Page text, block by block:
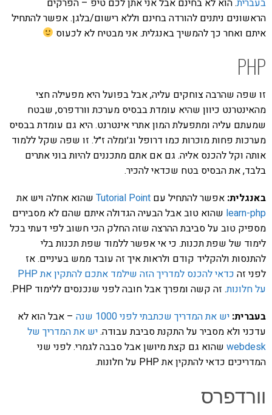
הראשונים ניתנים להורדה בחינם וללא רישום/בלגן. אפשר להתחיל
איתם ואחר כך להמשיך באנגלית. אני מבטיח לא לכעוס
PHP
זו שפה שהרבה צוחקים עליה, אבל בפועל היא מפעילה חצי
מהאינטרנט כיוון שהיא עומדת בבסיס מערכת וורדפרס, שבטח
שמעתם עליה ומתפעלת המון אתרי אינטרנט. היא גם עומדת בבסיס
מערכות פחות מוכרות כמו דרופל וג׳ומלה ז״ל. זו שפה שקל ללמוד
אותה וקל להכנס אליה. גם אם אתם מתכננים להיות בוני אתרים
בלבד, את הבסיס בטח שכדאי להכיר.
באנגלית: אפשר להתחיל עם Tutorial Point שהוא אחלה ויש את
learn-php שהוא טוב אבל הבעיה הגדולה איתם שהם לא מסבירים
מספיק טוב על סביבת ההרצה שזה החלק הכי חשוב לפי דעתי בכל
לימוד של שפת תכנות. כי אי אפשר ללמוד שפת תכנות בלי
להתנסות ולהקליד קודם ולראות איך זה עובד ממש בעיניים. אז
לפני זה
כדאי להכנס למדריך הזה שילמד אתכם להתקין את PHP
על חלונות. זה קשה ומפרך אבל חובה לפני שנכנסים ללימוד PHP.
בעברית: יש את המדריך שכתבתי לפני 1000 שנה
– אבל הוא לא
עדכני ולא מסביר על התקנת סביבת עבודה.יש את המדריך של
webdesk שהוא גם קצת מיושן אבל סבבה לגמרי. לפני שני
המדריכים כדאי להתקין את PHP על חלונות.
וורדפרס